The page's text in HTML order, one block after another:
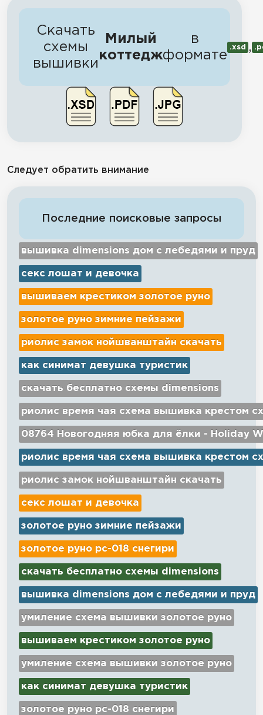
Скачать
схемы
вышивки
Милый
коттедж
в
формате
.xsd ,
Следует обратить внимание
Последние поисковые запросы
вышивка dimensions дом с лебедями и пруд
секс лошат и девочка
вышиваем крестиком золотое руно
золотое руно зимние пейзажи
риолис замок нойшванштайн скачать
как синимат девушка туристик
скачать бесплатно схемы dimensions
риолис время чая схема вышивка крестом
08764 Новогодняя юбка для ёлки - Holiday
риолис время чая схема вышивка крестом
риолис замок нойшванштайн скачать
секс лошат и девочка
золотое руно зимние пейзажи
золотое руно рс-018 снегири
скачать бесплатно схемы dimensions
вышивка dimensions дом с лебедями и пруд
умиление схема вышивки золотое руно
вышиваем крестиком золотое руно
умиление схема вышивки золотое руно
как синимат девушка туристик
золотое руно рс-018 снегири